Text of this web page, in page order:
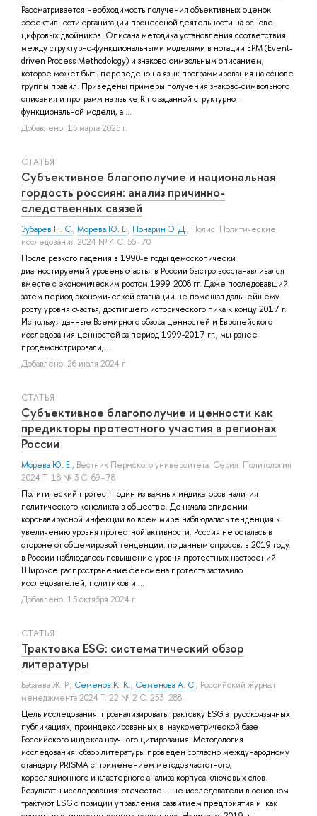
Рассматривается необходимость получения объективных оценок
эффективности организации процессной деятельности на основе
цифровых двойников. Описана методика установления соответствия
между структурно-функциональными моделями в нотации EPM (Event-
driven Process Methodology) и знаково-символьным описанием,
которое может быть переведено на язык программирования на основе
группы правил. Приведены примеры получения знаково-символьного
описания и программ на языке R по заданной структурно-
функциональной модели, а ...
Добавлено: 15 марта 2025 г.
СТАТЬЯ
Субъективное благополучие и национальная
гордость россиян: анализ причинно-
следственных связей
Зубарев Н. С., Морева Ю. Е., Понарин Э. Д., Полис. Политические
исследования 2024 № 4 С. 56–70
После резкого падения в 1990-е годы демоскопически
диагностируемый уровень счастья в России быстро восстанавливался
вместе с экономическим ростом 1999-2008 гг. Даже последовавший
затем период экономической стагнации не помешал дальнейшему
росту уровня счастья, достигшего исторического пика к концу 2017 г.
Используя данные Всемирного обзора ценностей и Европейского
исследования ценностей за период 1999-2017 гг., мы ранее
продемонстрировали, ...
Добавлено: 26 июля 2024 г.
СТАТЬЯ
Субъективное благополучие и ценности как
предикторы протестного участия в регионах
России
Морева Ю. Е., Вестник Пермского университета. Серия: Политология
2024 Т. 18 № 3 С. 69–78
Политический протест –один из важных индикаторов наличия
политического конфликта в обществе. До начала эпидемии
коронавирусной инфекции во всем мире наблюдалась тенденция к
увеличению уровня протестной активности. Россия не осталась в
стороне от общемировой тенденции: по данным опросов, в 2019 году.
в России наблюдалось повышение уровня протестных настроений.
Широкое распространение феномена протеста заставило
исследователей, политиков и ...
Добавлено: 15 октября 2024 г.
СТАТЬЯ
Трактовка ESG: систематический обзор
литературы
Бабаева Ж. Р., Семенов К. К., Семенова А. С., Российский журнал
менеджмента 2024 Т. 22 № 2 С. 253–288
Цель исследования: проанализировать трактовку ESG в русскоязычных
публикациях, проиндексированных в наукометрической базе
Российского индекса научного цитирования. Методология
исследования: обзор литературы проведен согласно международному
стандарту PRISMA с применением методов частотного,
корреляционного и кластерного анализа корпуса ключевых слов.
Результаты исследования: отечественные исследователи в основном
трактуют ESG с позиции управления развитием предприятия и как